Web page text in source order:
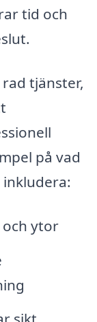
tid och
tjänster,
på vad
ytor